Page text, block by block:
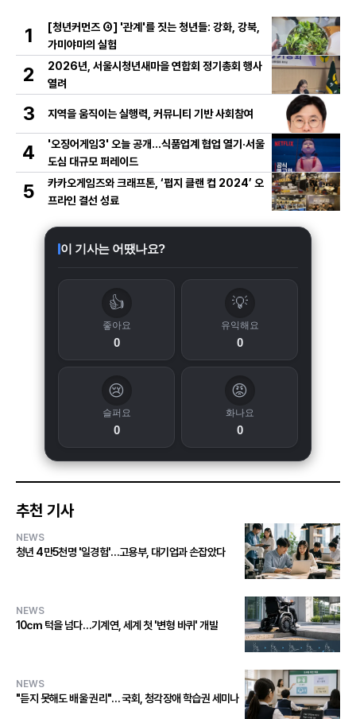
1
[청년커먼즈 ④] '관계'를 짓는 청년들: 강화, 강북,
가미야마의 실험
2
2026년, 서울시청년새마을 연합회 정기총회 행사
열려
3 지역을 움직이는 실행력, 커뮤니티 기반 사회참여
4
'오징어게임3' 오늘 공개…식품업계 협업 열기·서울
도심 대규모 퍼레이드
5
카카오게임즈와 크래프톤, ‘펍지 클랜 컵 2024’ 오
프라인 결선 성료
이 기사는 어땠나요?
👍
좋아요
0
💡
유익해요
0
😢
슬퍼요
0
😡
화나요
0
추천 기사
NEWS
청년 4만5천명 '일경험'…고용부, 대기업과 손잡았다
NEWS
10㎝ 턱을 넘다…기계연, 세계 첫 '변형 바퀴' 개발
NEWS
"듣지 못해도 배울 권리"… 국회, 청각장애 학습권 세미나